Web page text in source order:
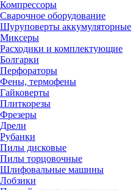
Компрессоры
Сварочное оборудование
Шуруповерты аккумуляторные
Миксеры
Расходики и комплектующие
Болгарки
Перфораторы
Фены, термофены
Гайковерты
Плиткорезы
Фрезеры
Дрели
Рубанки
Пилы дисковые
Пилы торцовочные
Шлифовальные машины
Лобзики